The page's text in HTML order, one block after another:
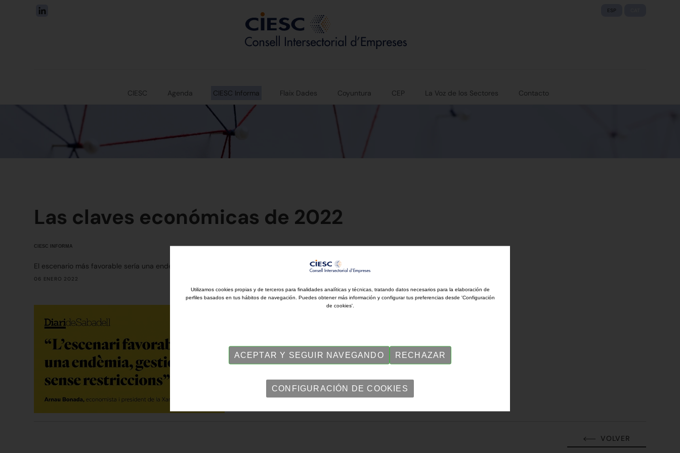
ESP
CIESC Agenda CIESC Informa Flaix Dades Coyuntura CEP La Voz de los Sectores Contacto
Las claves económicas de 2022
CIESC INFORMA
El escenario más favorable sería una endemia, gestionable sin restricciones.
06 ENERO 2022
VOLVER
Utilizamos cookies propias y de terceros para finalidades analíticas y técnicas, tratando datos necesarios para la elaboración de
perfiles basados en tus hábitos de navegación. Puedes obtener más información y configurar tus preferencias desde 'Configuración
de cookies'.
ACEPTAR Y SEGUIR NAVEGANDO RECHAZAR
CONFIGURACIÓN DE COOKIES